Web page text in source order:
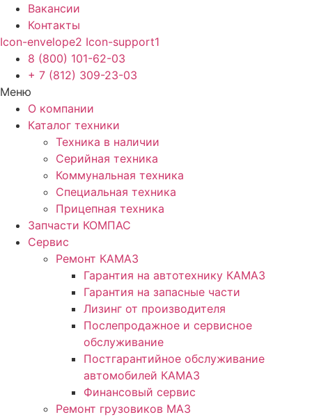
Вакансии
Контакты
Icon-envelope2 Icon-support1
8 (800) 101-62-03
+ 7 (812) 309-23-03
Меню
О компании
Каталог техники
Техника в наличии
Серийная техника
Коммунальная техника
Специальная техника
Прицепная техника
Запчасти КОМПАС
Сервис
Ремонт КАМАЗ
Гарантия на автотехнику КАМАЗ
Гарантия на запасные части
Лизинг от производителя
Послепродажное и сервисное
обслуживание
Постгарантийное обслуживание
автомобилей КАМАЗ
Финансовый сервис
Ремонт грузовиков МАЗ